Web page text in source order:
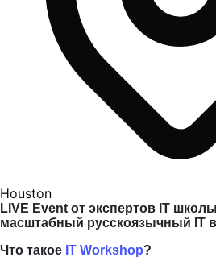
Houston
LIVE Event от экспертов IT
масштабный русскоязычный IT
Что такое IT Workshop?